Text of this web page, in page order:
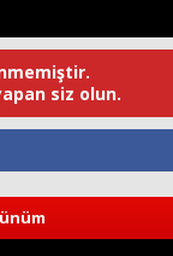
siz olun.